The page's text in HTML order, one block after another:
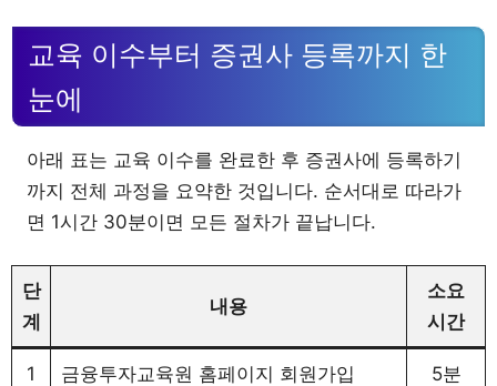
교육 이수부터 증권사 등록까지 한
눈에
아래 표는 교육 이수를 완료한 후 증권사에 등록하기
까지 전체 과정을 요약한 것입니다. 순서대로 따라가
면 1시간 30분이면 모든 절차가 끝납니다.
단
계
내용
소요
시간
1 금융투자교육원 홈페이지 회원가입 5분